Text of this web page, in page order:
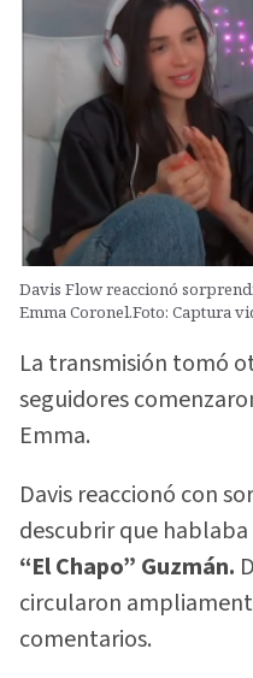
Davis Flow reaccionó
Emma Coronel.Foto: Captura
La transmisión tomó
seguidores
Emma.
Davis reaccionó con
descubrir que
“El Chapo” Guzmán.
circularon
comentarios.